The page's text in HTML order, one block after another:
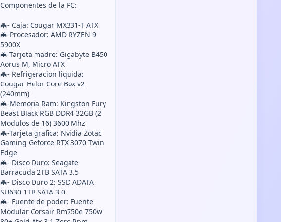
Componentes de la PC:
🦇- Caja: Cougar MX331-T ATX
🦇-Procesador: AMD RYZEN 9
5900X
🦇-Tarjeta madre: Gigabyte B450
Aorus M, Micro ATX
🦇- Refrigeracion liquida:
Cougar Helor Core Box v2
(240mm)
🦇-Memoria Ram: Kingston Fury
Beast Black RGB DDR4 32GB (2
Modulos de 16) 3600 Mhz
🦇-Tarjeta grafica: Nvidia Zotac
Gaming Geforce RTX 3070 Twin
Edge
🦇- Disco Duro: Seagate
Barracuda 2TB SATA 3.5
🦇- Disco Duro 2: SSD ADATA
SU630 1TB SATA 3.0
🦇- Fuente de poder: Fuente
Modular Corsair Rm750e 750w